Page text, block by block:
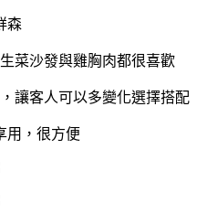
森
菜沙發與雞胸肉都很喜歡
讓客人可以多變化選擇搭配
用，很方便